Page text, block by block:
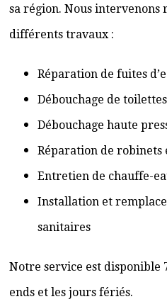
sa région. Nous
différents travaux :
Réparation de fuites
Débouchage de
Débouchage haute
Réparation de robinets
Entretien de chauffe-
Installation et
sanitaires
Notre service est disponible
ends et les jours fériés.